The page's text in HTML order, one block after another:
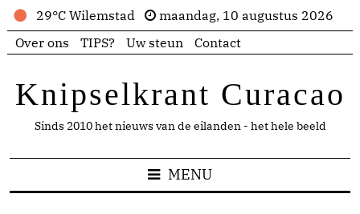
29°C Wilemstad
maandag, 10 augustus 2026
Over ons
TIPS? Uw steun Contact
Knipselkrant Curacao
Sinds 2010 het nieuws van de eilanden - het hele beeld
MENU